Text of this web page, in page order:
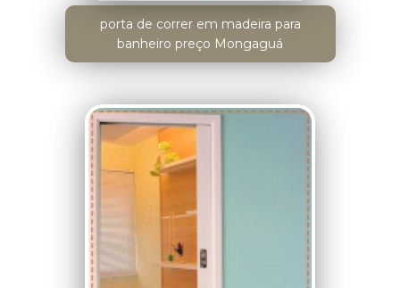
porta de correr em madeira para
banheiro preço Mongaguá